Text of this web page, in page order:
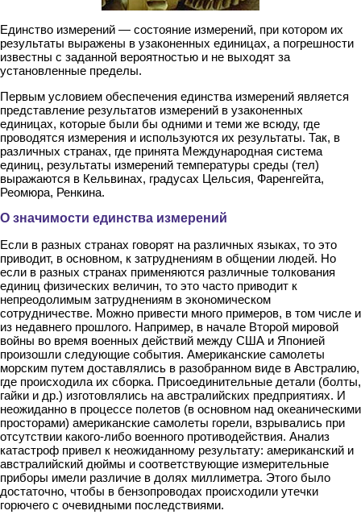
Единство измерений — состояние измерений, при котором их
результаты выражены в узаконенных единицах, а погрешности
известны с заданной вероят­ностью и не выходят за
установленные пределы.
Первым условием обеспечения единства измерений является
представление результатов измерений в узаконенных
единицах, которые были бы одними и теми же всюду, где
проводятся измерения и используются их результаты. Так, в
различных странах, где принята Международная система
единиц, результаты из­мерений температуры среды (тел)
выражаются в Кельвинах, градусах Цельсия, Фаренгейта,
Реомюра, Ренкина.
О значимости единства измерений
Если в разных странах говорят на различ­ных языках, то это
приводит, в основном, к затруднениям в общении людей. Но
если в разных странах применяются различные толкования
единиц физических величин, то это часто приводит к
непреодолимым затруднениям в экономичес­ком
сотрудничестве. Можно привести много примеров, в том числе и
из недавне­го прошлого. Например, в начале Второй мировой
войны во время военных дей­ствий между США и Японией
произошли следующие события. Американские самолеты
морским путем доставлялись в разобранном виде в Австралию,
где происходила их сборка. Присоединительные детали (болты,
гайки и др.) изготов­лялись на австралийских предприятиях. И
неожиданно в процессе полетов (в ос­новном над океаническими
просторами) американские самолеты горели, взрыва­лись при
отсутствии какого-либо военного противодействия. Анализ
катастроф привел к неожиданному результату: американский и
австралийский дюймы и соответствующие измерительные
приборы имели различие в долях миллиметра. Этого было
достаточно, чтобы в бензопроводах происходили утечки
горючего с очевидными последствиями.